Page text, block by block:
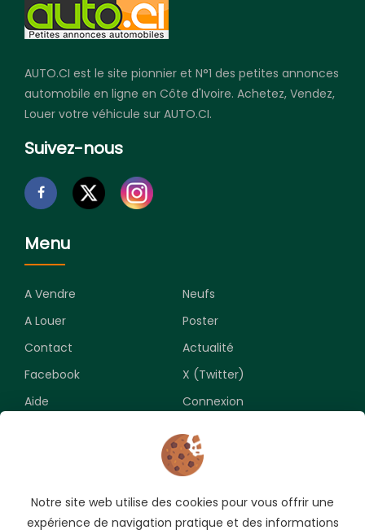
AUTO.CI est le site pionnier et N°1 des petites annonces
automobile en ligne en Côte d'Ivoire. Achetez, Vendez,
Louer votre véhicule sur AUTO.CI.
Suivez-nous
Menu
A Vendre
Neufs
A Louer
Poster
Contact
Actualité
Facebook
X (Twitter)
Aide
Connexion
Souscrivez pour recevoir les meilleures opportunités.
Notre site web utilise des cookies pour vous offrir une
expérience de navigation pratique et des informations